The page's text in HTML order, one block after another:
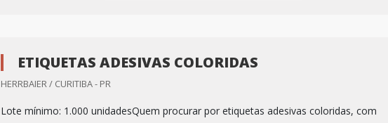
ETIQUETAS ADESIVAS COLORIDAS
HERRBAIER / CURITIBA - PR
Lote mínimo: 1.000 unidadesQuem procurar por etiquetas adesivas coloridas, com